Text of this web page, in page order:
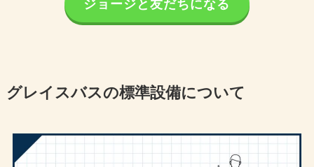
ジョージと友だちになる
グレイスバスの標準設備について